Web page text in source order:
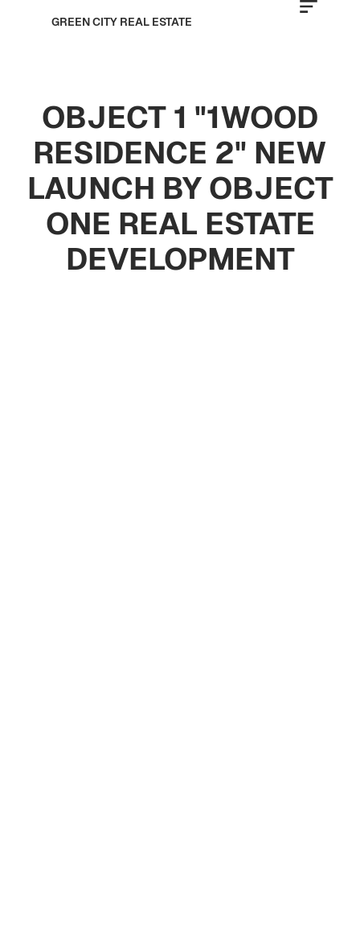
GREEN CITY REAL ESTATE
OBJECT 1 "1WOOD
RESIDENCE 2" NEW
LAUNCH BY OBJECT
ONE REAL ESTATE
DEVELOPMENT